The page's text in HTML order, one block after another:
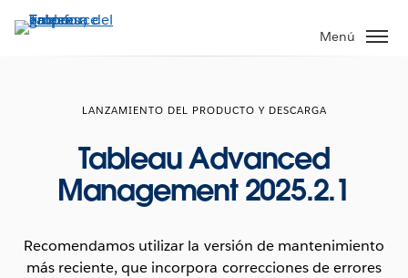
Menú
LANZAMIENTO DEL PRODUCTO Y DESCARGA
Tableau Advanced
Management 2025.2.1
Recomendamos utilizar la versión de mantenimiento
más reciente, que incorpora correcciones de errores